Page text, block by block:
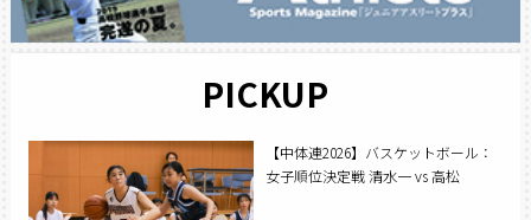
PICKUP
【中体連2026】バスケットボール：
女子順位決定戦 清水一 vs 高松